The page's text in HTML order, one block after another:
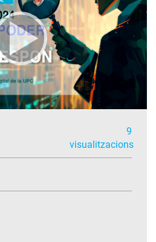
9
visualitzacions